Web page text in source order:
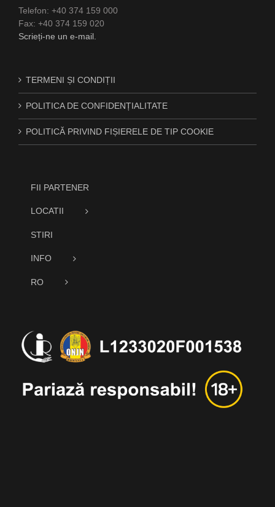
Telefon: +40 374 159 000
Fax: +40 374 159 020
Scrieți-ne un e-mail.
TERMENI ȘI CONDIȚII
POLITICA DE CONFIDENȚIALITATE
POLITICĂ PRIVIND FIȘIERELE DE TIP COOKIE
FII PARTENER
LOCATII
STIRI
INFO
RO